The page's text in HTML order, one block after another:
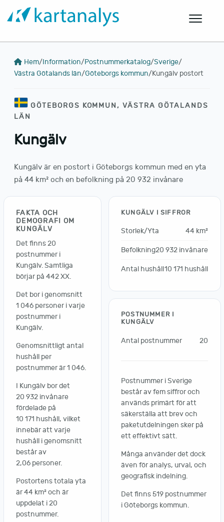
Hem/Information/Postnummerkatalog/Sverige/
Västra Götalands län/Göteborgs kommun/Kungälv postort
GÖTEBORGS KOMMUN, VÄSTRA GÖTALANDS
LÄN
Kungälv
Kungälv är en postort i Göteborgs kommun med en yta
på 44 km² och en befolkning på 20 932 invånare
FAKTA OCH
DEMOGRAFI OM
KUNGÄLV
Det finns 20
postnummer i
Kungälv. Samtliga
börjar på 442 XX.
Det bor i genomsnitt
1 046 personer i varje
postnummer i
Kungälv.
Genomsnittligt antal
hushåll per
postnummer är 1 046.
I Kungälv bor det
20 932 invånare
fördelade på
10 171 hushåll, vilket
innebär att varje
hushåll i genomsnitt
består av
2,06 personer.
Postortens totala yta
är 44 km² och är
uppdelat i 20
postnummer.
KUNGÄLV I SIFFROR
Storlek/Yta 44 km²
Befolkning20 932 invånare
Antal hushåll10 171 hushåll
POSTNUMMER I
KUNGÄLV
Antal postnummer 20
Postnummer i Sverige
består av fem siffror och
används primärt för att
säkerställa att brev och
paketutdelningen sker på
ett effektivt sätt.
Många använder det dock
även för analys, urval, och
geografisk indelning.
Det finns 519 postnummer
i Göteborgs kommun.